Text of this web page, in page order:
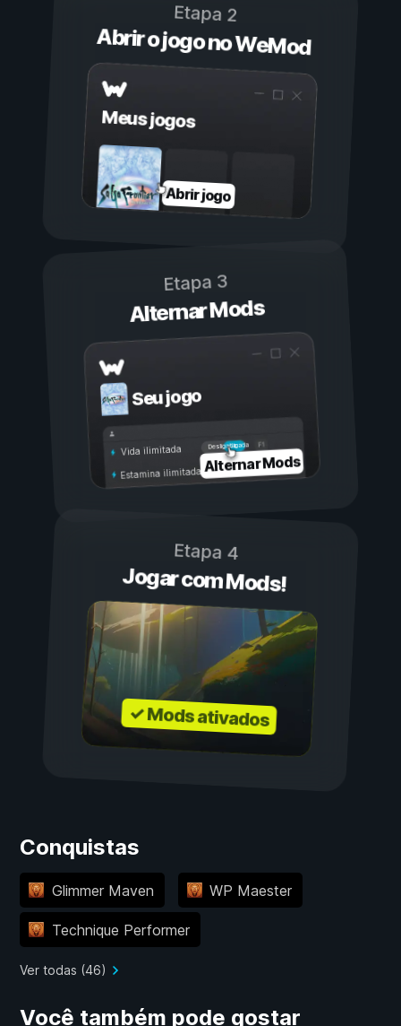
Etapa 2
Abrir o jogo no WeMod
Meus jogos
Abrir jogo
Etapa 3
Alternar Mods
Seu jogo
Ligada
Desligada
Vida ilimitada
Estamina ilimitadaAlternar Mods
Etapa 4
Jogar com Mods!
✓ Mods ativados
Conquistas
Glimmer Maven WP Maester
Technique Performer
Ver todas (46)
Você também pode gostar